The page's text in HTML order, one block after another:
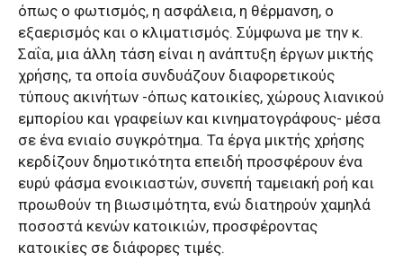
όπως ο φωτισμός, η ασφάλεια, η θέρμανση, ο
εξαερισμός και ο κλιματισμός. Σύμφωνα με την κ.
Σαΐα, μια άλλη τάση είναι η ανάπτυξη έργων μικτής
χρήσης, τα οποία συνδυάζουν διαφορετικούς
τύπους ακινήτων -όπως κατοικίες, χώρους λιανικού
εμπορίου και γραφείων και κινηματογράφους- μέσα
σε ένα ενιαίο συγκρότημα. Τα έργα μικτής χρήσης
κερδίζουν δημοτικότητα επειδή προσφέρουν ένα
ευρύ φάσμα ενοικιαστών, συνεπή ταμειακή ροή και
προωθούν τη βιωσιμότητα, ενώ διατηρούν χαμηλά
ποσοστά κενών κατοικιών, προσφέροντας
κατοικίες σε διάφορες τιμές.